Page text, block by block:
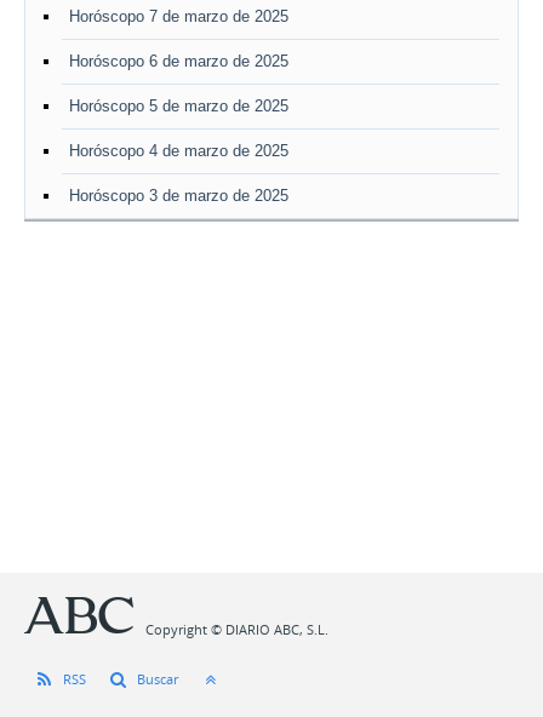
Horóscopo 7 de marzo de 2025
Horóscopo 6 de marzo de 2025
Horóscopo 5 de marzo de 2025
Horóscopo 4 de marzo de 2025
Horóscopo 3 de marzo de 2025
Copyright © DIARIO ABC, S.L.
RSS Buscar